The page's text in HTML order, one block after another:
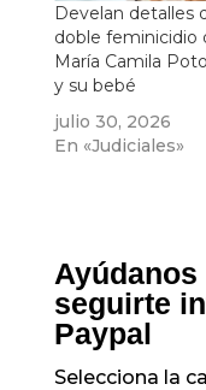
Develan detalles
doble feminicidio
María Camila
y su bebé
julio 30, 2026
En «Judiciales»
seguirte
Paypal
Selecciona la